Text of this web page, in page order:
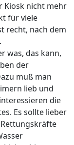
Kiosk nicht mehr
für viele
recht, nach dem
was, das kann,
der
muß man
lieb und
die
Es sollte lieber